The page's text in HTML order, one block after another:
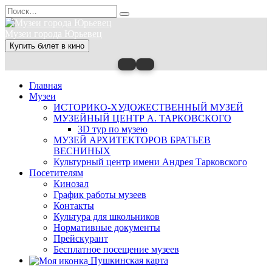
Перейти
к
содержанию
Search
for:
Музеи города Юрьевец
Купить билет в кино
Главная
Музеи
ИСТОРИКО-ХУДОЖЕСТВЕННЫЙ МУЗЕЙ
МУЗЕЙНЫЙ ЦЕНТР А. ТАРКОВСКОГО
3D тур по музею
МУЗЕЙ АРХИТЕКТОРОВ БРАТЬЕВ
ВЕСНИНЫХ
Культурный центр имени Андрея Тарковского
Посетителям
Кинозал
График работы музеев
Контакты
Культура для школьников
Нормативные документы
Прейскурант
Бесплатное посещение музеев
Пушкинская карта